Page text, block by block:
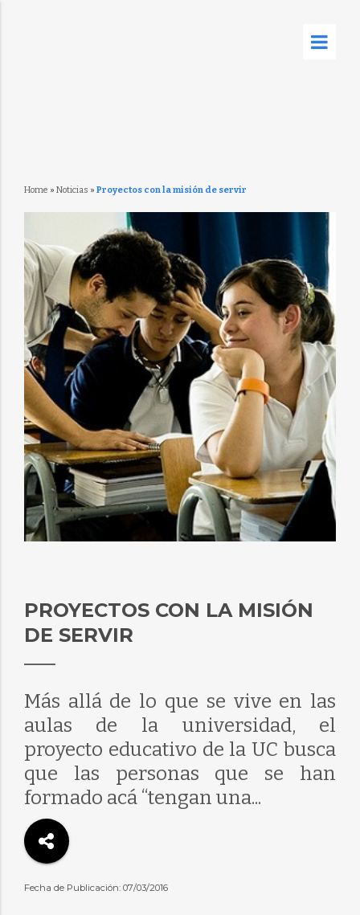
Home » Noticias » Proyectos con la misión de servir
PROYECTOS CON LA MISIÓN
DE SERVIR
Más allá de lo que se vive en las
aulas de la universidad, el
proyecto educativo de la UC busca
que las personas que se han
formado acá “tengan una...
Fecha de Publicación: 07/03/2016